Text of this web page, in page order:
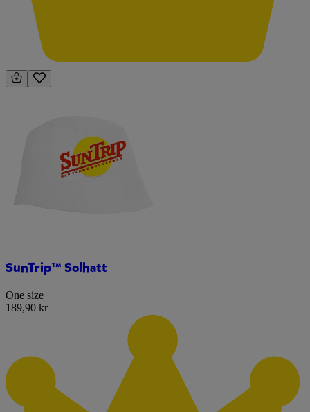
SunTrip™ Solhatt
One size
189,90 kr